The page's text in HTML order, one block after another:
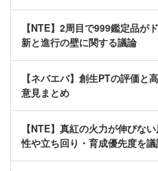
【NTE】2周目で999鑑定品が
新と進行の壁に関する議論
【ネバエバ】創生PTの評価と
意見まとめ
【NTE】真紅の火力が伸びな
性や立ち回り・育成優先度を